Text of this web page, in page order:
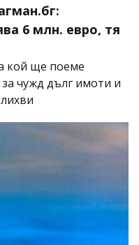
6 млн. евро, тя
кой ще поеме
чужд дълг имоти и